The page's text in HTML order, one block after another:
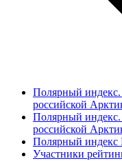
Полярный
российской
Полярный
российской
Полярный индекс
Участники